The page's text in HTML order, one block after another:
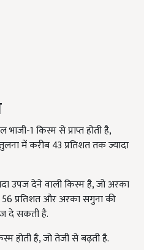
1 किस्म से प्राप्त होती है,
में करीब 43 प्रतिशत तक ज्यादा
उपज देने वाली किस्म है, जो अरका
प्रतिशत और अरका सगुना की
दे सकती है.
होती है, जो तेजी से बढ़ती है.